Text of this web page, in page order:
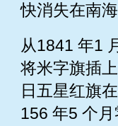
快消失在南
从1841 年1
将米字旗插
日五星红旗
156 年5 个